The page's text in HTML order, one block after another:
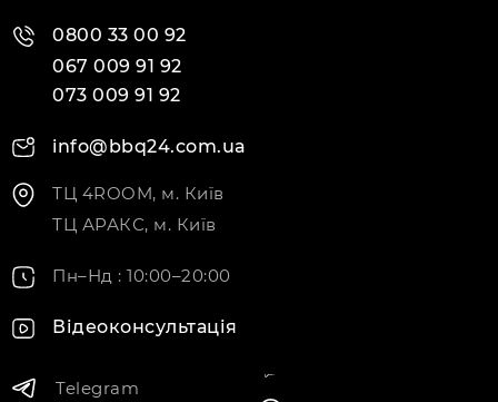
0800 33 00 92
067 009 91 92
073 009 91 92
info@bbq24.com.ua
ТЦ 4ROOM, м. Київ
ТЦ АРАКС, м. Київ
Пн–Нд : 10:00–20:00
Відеоконсультація
Telegram